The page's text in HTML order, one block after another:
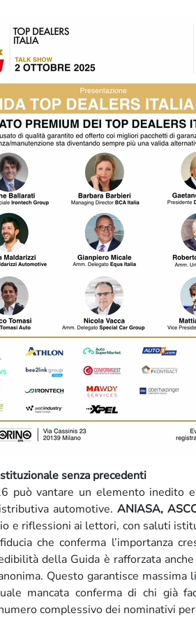
senza precedenti
può vantare un elemento inedito
automotive.ANIASA,
e riflessioni ai lettori, con saluti
che conferma l’importanza
della Guida è rafforzata
Questo garantisce massima
mancata conferma di chi già
complessivo dei nominativi